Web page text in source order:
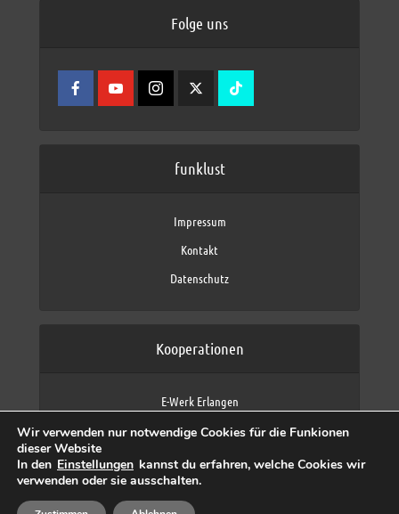
Folge uns
funklust
Impressum
Kontakt
Datenschutz
Kooperationen
E-Werk Erlangen
Fraunhofer IIS
max neo (AFK max)
Wir verwenden nur notwendige Cookies für die Funkionen
dieser Website
In den Einstellungen kannst du erfahren, welche Cookies wir
verwenden oder sie ausschalten.